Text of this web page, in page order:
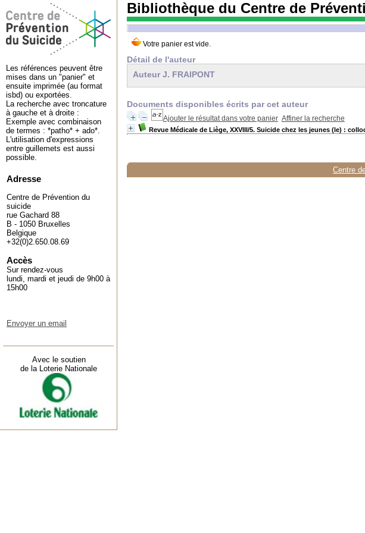
Bibliothèque du Centre de
Détail de l'auteur
Auteur J. FRAIPONT
Documents disponibles écrits par cet auteur
Ajouter le résultat dans votre panier Affiner la recherche
Revue Médicale de Liège, XXVIII/5. Suicide chez les jeunes (le) :
Centre
Les références peuvent être
mises dans un "panier" et
ensuite imprimée (au format
isbd) ou exportées.
La recherche avec troncature
à gauche et à droite :
Exemple avec combinaison
de termes : *patho* + ado*.
L'utilisation d'expressions
entre guillemets est aussi
possible.
Adresse
Centre de Prévention du
suicide
rue Gachard 88
B - 1050 Bruxelles
Belgique
+32(0)2.650.08.69
Accès
Sur rendez-vous
lundi, mardi et jeudi de 9h00 à
15h00
Envoyer un email
Avec le soutien
de la Loterie Nationale